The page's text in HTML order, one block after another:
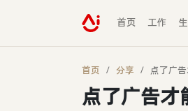
首页 工作
首页 分享 点了广
点了广告才